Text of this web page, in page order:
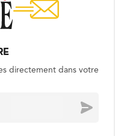
directement dans votre
Envoyer